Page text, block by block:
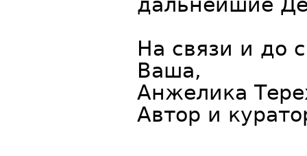
На связи и до
Ваша,
Анжелика
Автор и